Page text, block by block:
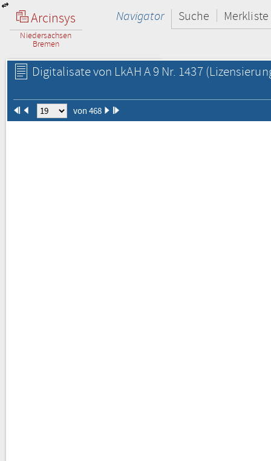
Arcinsys
Niedersachsen
Bremen
Navigator Suche Merkliste
Digitalisate von LkAH A 9 Nr. 1437
von 468